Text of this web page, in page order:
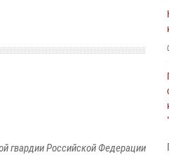
гвардии Российской Федерации